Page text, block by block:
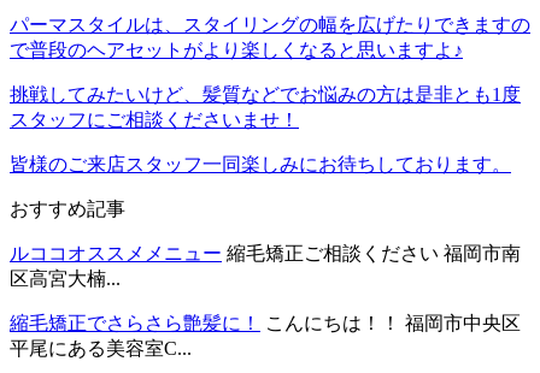
パーマスタイルは、スタイリングの幅を広げたりできますの
で普段のヘアセットがより楽しくなると思いますよ♪
挑戦してみたいけど、髪質などでお悩みの方は是非とも1度
スタッフにご相談くださいませ！
皆様のご来店スタッフ一同楽しみにお待ちしております。
おすすめ記事
ルココオススメメニュー 縮毛矯正ご相談ください 福岡市南
区高宮大楠...
縮毛矯正でさらさら艶髪に！
こんにちは！！ 福岡市中央区
平尾にある美容室C...